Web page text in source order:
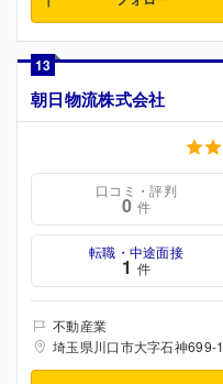
13
朝日物流株式会社
口コミ・評判
0 件
転職・中途面接
1 件
不動産業
埼玉県川口市大字石神699-1